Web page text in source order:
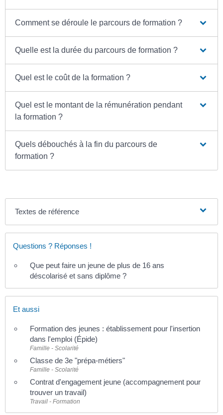
Comment se déroule le parcours de formation ?
Quelle est la durée du parcours de formation ?
Quel est le coût de la formation ?
Quel est le montant de la rémunération pendant
la formation ?
Quels débouchés à la fin du parcours de
formation ?
Textes de référence
Questions ? Réponses !
Que peut faire un jeune de plus de 16 ans
déscolarisé et sans diplôme ?
Et aussi
Formation des jeunes : établissement pour l'insertion
dans l'emploi (Épide)
Famille - Scolarité
Classe de 3e "prépa-métiers"
Famille - Scolarité
Contrat d'engagement jeune (accompagnement pour
trouver un travail)
Travail - Formation